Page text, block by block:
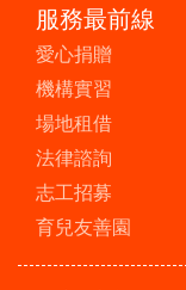
服務最前線
愛心捐贈
機構實習
場地租借
法律諮詢
志工招募
育兒友善園